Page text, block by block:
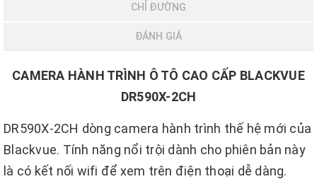
CHỈ ĐƯỜNG
ĐÁNH GIÁ
CAMERA HÀNH TRÌNH Ô TÔ CAO CẤP BLACKVUE
DR590X-2CH
DR590X-2CH dòng camera hành trình thế hệ mới của
Blackvue. Tính năng nổi trội dành cho phiên bản này
là có kết nối wifi để xem trên điện thoại dễ dàng.